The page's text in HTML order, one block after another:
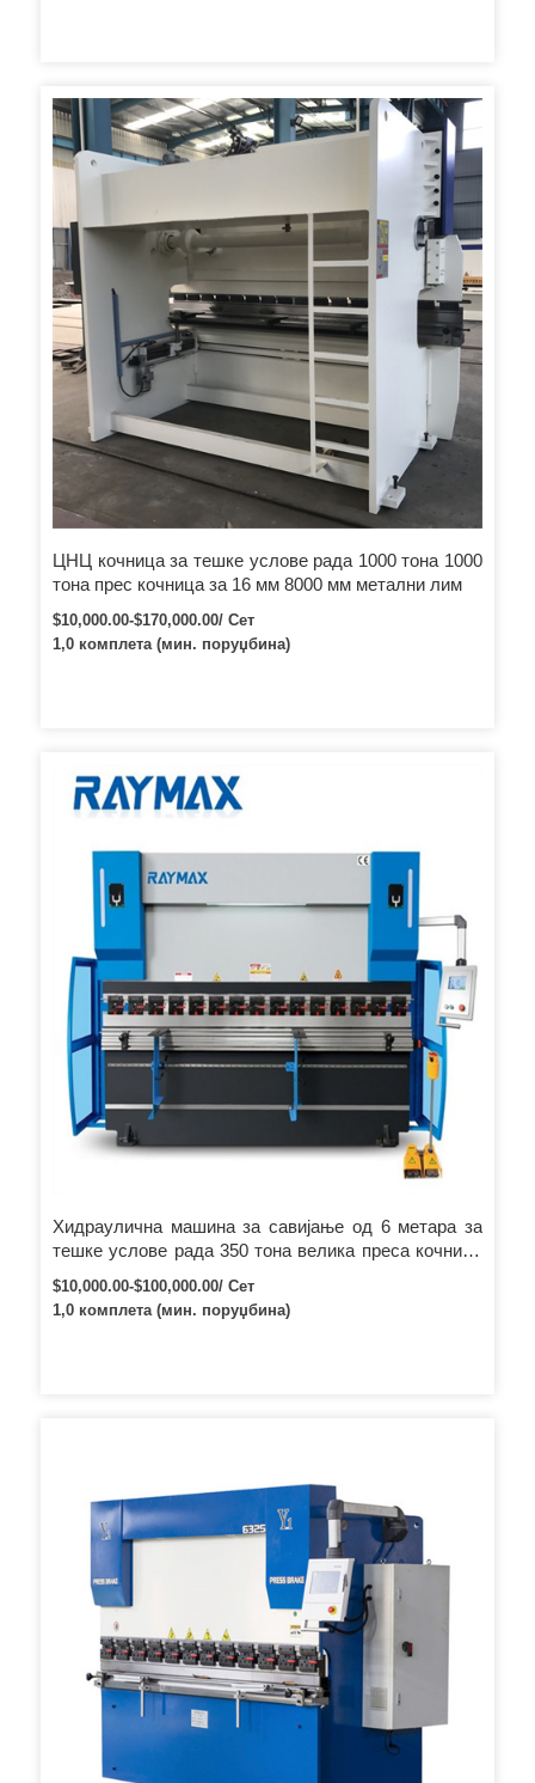
ЦНЦ кочница за тешке услове рада 1000 тона 1000
тона прес кочница за 16 мм 8000 мм метални лим
$10,000.00-$170,000.00/ Сет
1,0 комплета (мин. поруџбина)
Хидраулична машина за савијање од 6 метара за
тешке услове рада 350 тона велика преса кочница
са 3 ваљка челични савијач
$10,000.00-$100,000.00/ Сет
1,0 комплета (мин. поруџбина)